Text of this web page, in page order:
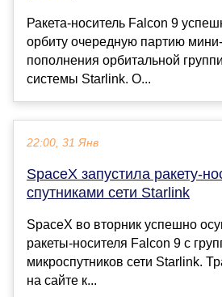
Ракета-носитель Falcon 9
орбиту очередную партию
пополнения орбитальной
системы Starlink. О...
22:00, 31 Янв
SpaceX запустила ракету-
спутниками сети Starlink
SpaceX во вторник успешно
ракеты-носителя Falcon 9 с
микроспутников сети Starlink.
на сайте к...